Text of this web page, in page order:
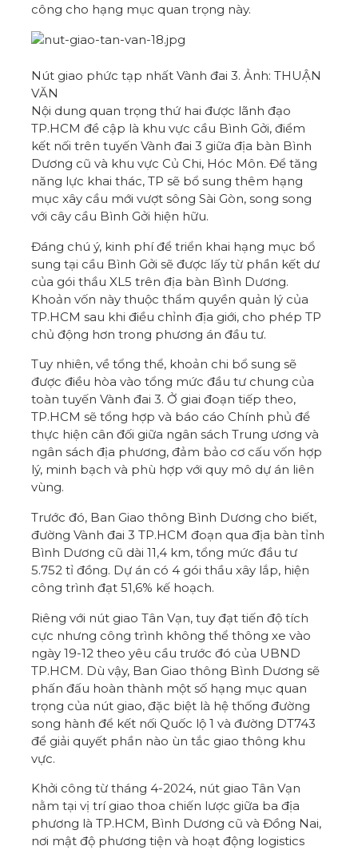
công cho hạng mục quan trọng này.
Nút giao phức tạp nhất Vành đai 3. Ảnh: THUẬN
VĂN
Nội dung quan trọng thứ hai được lãnh đạo
TP.HCM đề cập là khu vực cầu Bình Gởi, điểm
kết nối trên tuyến Vành đai 3 giữa địa bàn Bình
Dương cũ và khu vực Củ Chi, Hóc Môn. Để tăng
năng lực khai thác, TP sẽ bổ sung thêm hạng
mục xây cầu mới vượt sông Sài Gòn, song song
với cây cầu Bình Gởi hiện hữu.
Đáng chú ý, kinh phí để triển khai hạng mục bổ
sung tại cầu Bình Gởi sẽ được lấy từ phần kết dư
của gói thầu XL5 trên địa bàn Bình Dương.
Khoản vốn này thuộc thẩm quyền quản lý của
TP.HCM sau khi điều chỉnh địa giới, cho phép TP
chủ động hơn trong phương án đầu tư.
Tuy nhiên, về tổng thể, khoản chi bổ sung sẽ
được điều hòa vào tổng mức đầu tư chung của
toàn tuyến Vành đai 3. Ở giai đoạn tiếp theo,
TP.HCM sẽ tổng hợp và báo cáo Chính phủ để
thực hiện cân đối giữa ngân sách Trung ương và
ngân sách địa phương, đảm bảo cơ cấu vốn hợp
lý, minh bạch và phù hợp với quy mô dự án liên
vùng.
Trước đó, Ban Giao thông Bình Dương cho biết,
đường Vành đai 3 TP.HCM đoạn qua địa bàn tỉnh
Bình Dương cũ dài 11,4 km, tổng mức đầu tư
5.752 tỉ đồng. Dự án có 4 gói thầu xây lắp, hiện
công trình đạt 51,6% kế hoạch.
Riêng với nút giao Tân Vạn, tuy đạt tiến độ tích
cực nhưng công trình không thể thông xe vào
ngày 19-12 theo yêu cầu trước đó của UBND
TP.HCM. Dù vậy, Ban Giao thông Bình Dương sẽ
phấn đấu hoàn thành một số hạng mục quan
trọng của nút giao, đặc biệt là hệ thống đường
song hành để kết nối Quốc lộ 1 và đường DT743
để giải quyết phần nào ùn tắc giao thông khu
vực.
Khởi công từ tháng 4-2024, nút giao Tân Vạn
nằm tại vị trí giao thoa chiến lược giữa ba địa
phương là TP.HCM, Bình Dương cũ và Đồng Nai,
nơi mật độ phương tiện và hoạt động logistics